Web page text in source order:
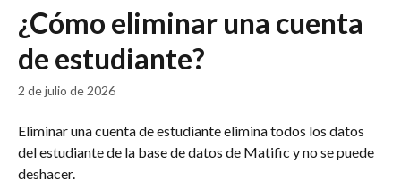
¿Cómo eliminar una cuenta
de estudiante?
2 de julio de 2026
Eliminar una cuenta de estudiante elimina todos los datos
del estudiante de la base de datos de Matific y no se puede
deshacer.